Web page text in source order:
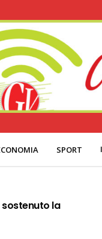
SPORT
sostenuto la